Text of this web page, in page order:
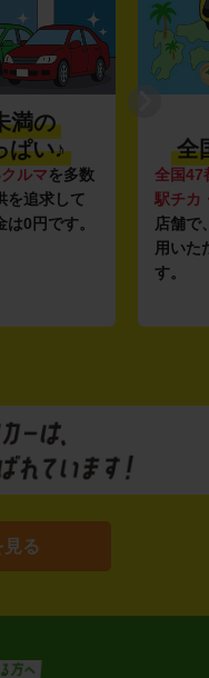
満の
ぱい♪
ルマを多数
を追求して
0円です。
全
全国47
駅チカ
店舗で
用いた
す。
見る